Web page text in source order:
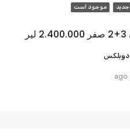
جديد موجود است
دوبلكس